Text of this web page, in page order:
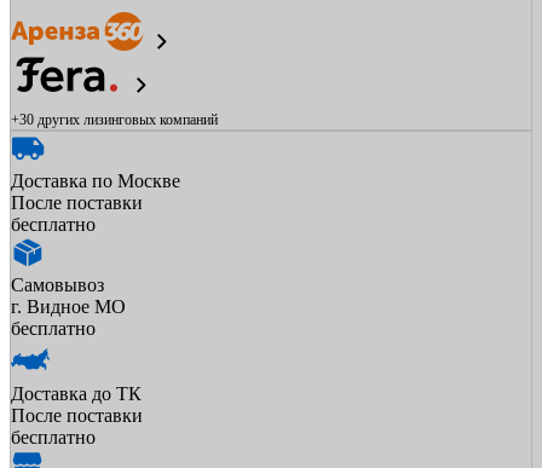
+30 других лизинговых компаний
Доставка по Москве
После поставки
бесплатно
Самовывоз
г. Видное МО
бесплатно
Доставка до ТК
После поставки
бесплатно